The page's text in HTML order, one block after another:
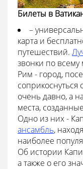
Билеты в
–
карта и
путешествий.
звонки по всему
Рим - город,
очень давно, а
места,
Одно из них -
ансамбль,
наиболее
Об истории
а также о его